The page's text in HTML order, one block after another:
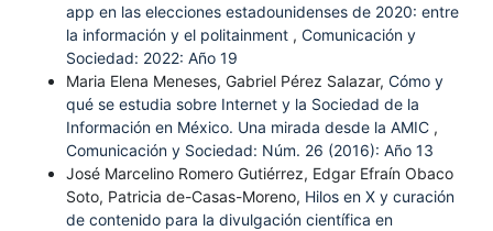
app en las elecciones estadounidenses de 2020: entre
la información y el politainment , Comunicación y
Sociedad: 2022: Año 19
Maria Elena Meneses, Gabriel Pérez Salazar, Cómo y
qué se estudia sobre Internet y la Sociedad de la
Información en México. Una mirada desde la AMIC ,
Comunicación y Sociedad: Núm. 26 (2016): Año 13
José Marcelino Romero Gutiérrez, Edgar Efraín Obaco
Soto, Patricia de-Casas-Moreno, Hilos en X y curación
de contenido para la divulgación científica en